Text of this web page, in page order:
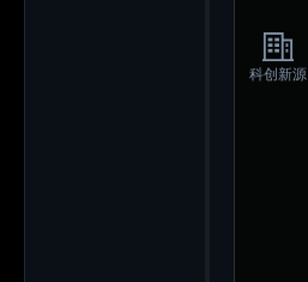
科创新源